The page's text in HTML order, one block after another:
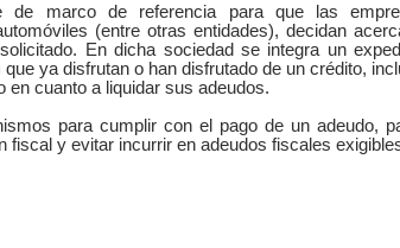
marco de referencia para que las
(entre otras entidades), decidan
En dicha sociedad se integra un
ya disfrutan o han disfrutado de un crédito,
en cuanto a liquidar sus adeudos.
para cumplir con el pago de un adeudo,
fiscal y evitar incurrir en adeudos fiscales